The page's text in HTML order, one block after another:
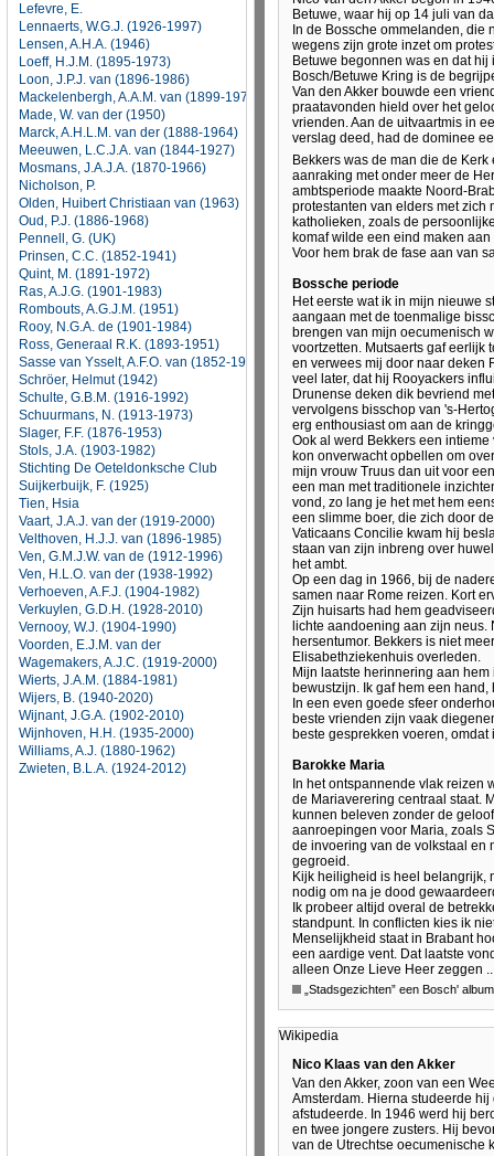
Lefevre, E.
Lennaerts, W.G.J. (1926-1997)
Lensen, A.H.A. (1946)
Loeff, H.J.M. (1895-1973)
Loon, J.P.J. van (1896-1986)
Mackelenbergh, A.A.M. van (1899-1974)
Made, W. van der (1950)
Marck, A.H.L.M. van der (1888-1964)
Meeuwen, L.C.J.A. van (1844-1927)
Mosmans, J.A.J.A. (1870-1966)
Nicholson, P.
Olden, Huibert Christiaan van (1963)
Oud, P.J. (1886-1968)
Pennell, G. (UK)
Prinsen, C.C. (1852-1941)
Quint, M. (1891-1972)
Ras, A.J.G. (1901-1983)
Rombouts, A.G.J.M. (1951)
Rooy, N.G.A. de (1901-1984)
Ross, Generaal R.K. (1893-1951)
Sasse van Ysselt, A.F.O. van (1852-1939)
Schröer, Helmut (1942)
Schulte, G.B.M. (1916-1992)
Schuurmans, N. (1913-1973)
Slager, F.F. (1876-1953)
Stols, J.A. (1903-1982)
Stichting De Oeteldonksche Club
Suijkerbuijk, F. (1925)
Tien, Hsia
Vaart, J.A.J. van der (1919-2000)
Velthoven, H.J.J. van (1896-1985)
Ven, G.M.J.W. van de (1912-1996)
Ven, H.L.O. van der (1938-1992)
Verhoeven, A.F.J. (1904-1982)
Verkuylen, G.D.H. (1928-2010)
Vernooy, W.J. (1904-1990)
Voorden, E.J.M. van der
Wagemakers, A.J.C. (1919-2000)
Wierts, J.A.M. (1884-1981)
Wijers, B. (1940-2020)
Wijnant, J.G.A. (1902-2010)
Wijnhoven, H.H. (1935-2000)
Williams, A.J. (1880-1962)
Zwieten, B.L.A. (1924-2012)